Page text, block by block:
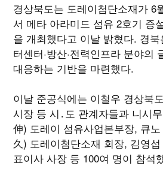
경상북도는 도레이첨단소재가 6
서 메타 아라미드 섬유 2호기 증
을 개최했다고 이날 밝혔다. 경북
터센터·방산·전력인프라 분야의
대응하는 기반을 마련했다.
이날 준공식에는 이철우 경상북
시장 등 시․도 관계자들과 니시
伸) 도레이 섬유사업본부장, 큐
久) 도레이첨단소재 회장, 김영
표이사 사장 등 100여 명이 참석